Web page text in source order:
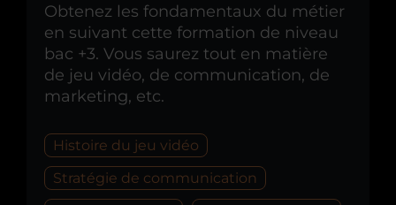
Obtenez les fondamentaux du métier
en suivant cette formation de niveau
bac +3. Vous saurez tout en matière
de jeu vidéo, de communication, de
marketing, etc.
Histoire du jeu vidéo
Stratégie de communication